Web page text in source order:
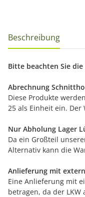
Beschreibung
Bitte beachten Sie
Abrechnung
Diese Produkte
25 als Einheit ein.
Nur Abholung Lager
Da ein Großteil
Alternativ kann die
Anlieferung mit
Eine Anlieferung mit
betragen, da der